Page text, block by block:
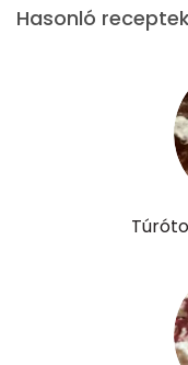
Hasonló